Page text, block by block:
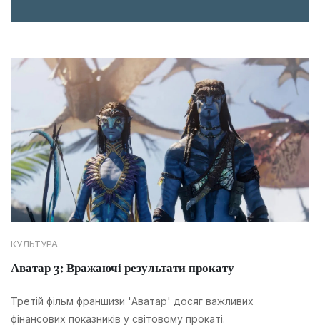
КУЛЬТУРА
Аватар 3: Вражаючі результати прокату
Третій фільм франшизи 'Аватар' досяг важливих
фінансових показників у світовому прокаті.